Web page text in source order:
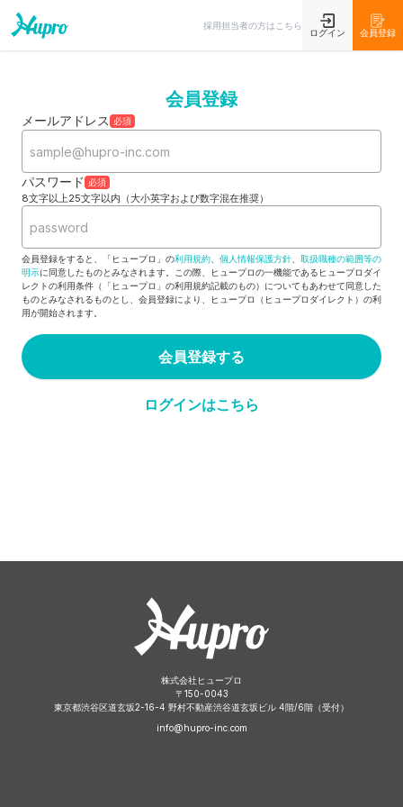
採用担当者の方はこちら
ログイン 会員登録
会員登録
メールアドレス 必須
パスワード 必須
8文字以上25文字以内（大小英字および数字混在推奨）
会員登録をすると、「ヒュープロ」の利用規約 個人情報保護方針
取扱職種の範囲等の
明示に同意したものとみなされます。この際、ヒュープロの一機能であるヒュープロダイ
レクトの利用条件（「ヒュープロ」の利用規約記載のもの）についてもあわせて同意した
ものとみなされるものとし、会員登録により、ヒュープロ（ヒュープロダイレクト）の利
用が開始されます。
会員登録する
ログインはこちら
株式会社ヒュープロ
〒 150-0043
東京都渋谷区道玄坂2-16-4 野村不動産渋谷道玄坂ビル 4階/6階（受付）
info@hupro-inc.com